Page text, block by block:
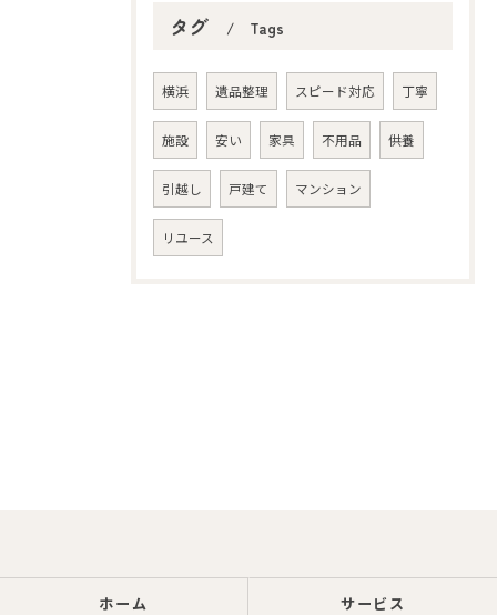
タグ Tags
横浜 遺品整理 スピード対応 丁寧
施設 安い 家具 不用品 供養
引越し 戸建て マンション
リユース
ホーム サービス